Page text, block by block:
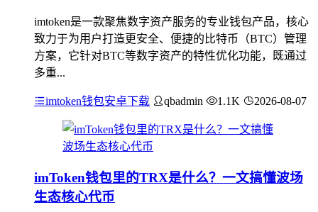
imtoken是一款聚焦数字资产服务的专业钱包产品，核心
致力于为用户打造更安全、便捷的比特币（BTC）管理
方案，它针对BTC等数字资产的特性优化功能，既通过
多重...
imtoken钱包安卓下载 qbadmin 1.1K 2026-08-07
imToken钱包里的TRX是什么？一文搞懂波场
生态核心代币